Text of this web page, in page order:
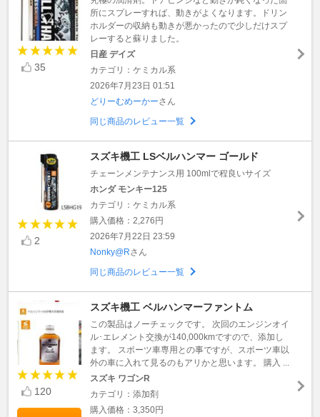
35
所にスプレーすれば、動きがよくなります。ドリン
ホルダーの収納も動きが悪かったので少しだけスプ
レーすると蘇りました。
日産 デイズ
カテゴリ：ケミカル系
2026年7月23日 01:51
どりーむめーかーさん
同じ商品のレビュー一覧
2
スズキ機工 LSベルハンマー ゴールド
チェーンメンテナンス用 100mlで程良いサイズ
ホンダ モンキー125
カテゴリ：ケミカル系
購入価格：2,276円
2026年7月22日 23:59
Nonky@Rさん
同じ商品のレビュー一覧
120
スズキ機工 ベルハンマーファントム
この製品はノーチェックです。 次回のエンジンオイ
ル･エレメント交換が140,000kmですので、添加し
ます。 スポーツ車専用との事ですが、スポーツ車以
外の車に入れて見るのもアリかと思います。 購入 ...
スズキ ワゴンR
カテゴリ：添加剤
購入価格：3,350円